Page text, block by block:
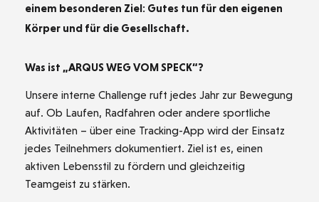
einem besonderen Ziel: Gutes tun für den eigenen
Körper und für die Gesellschaft.
Was ist „ARQUS WEG VOM SPECK“?
Unsere interne Challenge ruft jedes Jahr zur Bewegung
auf. Ob Laufen, Radfahren oder andere sportliche
Aktivitäten – über eine Tracking-App wird der Einsatz
jedes Teilnehmers dokumentiert. Ziel ist es, einen
aktiven Lebensstil zu fördern und gleichzeitig
Teamgeist zu stärken.